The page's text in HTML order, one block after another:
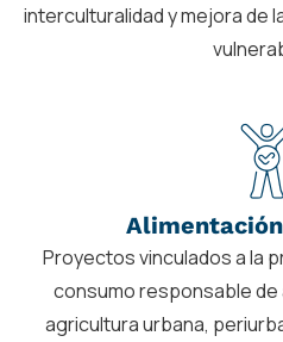
interculturalidad y mejora de
Proyectos vinculados a la
consumo responsable
agricultura urbana,